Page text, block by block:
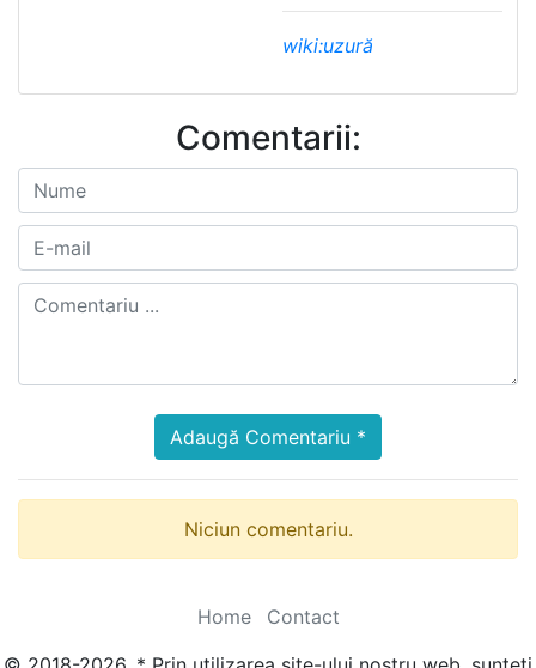
wiki:uzură
Comentarii:
Adaugă Comentariu *
Niciun comentariu.
Home
Contact